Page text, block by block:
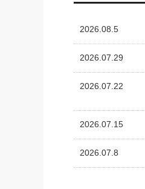
2026.08.5
2026.07.29
2026.07.22
2026.07.15
2026.07.8